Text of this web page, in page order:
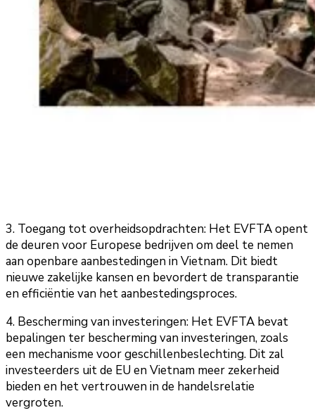
3. Toegang tot overheidsopdrachten: Het EVFTA opent
de deuren voor Europese bedrijven om deel te nemen
aan openbare aanbestedingen in Vietnam. Dit biedt
nieuwe zakelijke kansen en bevordert de transparantie
en efficiëntie van het aanbestedingsproces.
4. Bescherming van investeringen: Het EVFTA bevat
bepalingen ter bescherming van investeringen, zoals
een mechanisme voor geschillenbeslechting. Dit zal
investeerders uit de EU en Vietnam meer zekerheid
bieden en het vertrouwen in de handelsrelatie
vergroten.